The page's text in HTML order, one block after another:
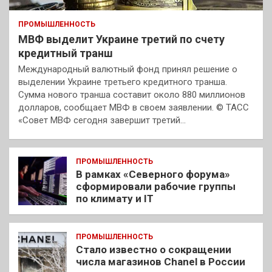
ПРОМЫШЛЕННОСТЬ
МВФ выделит Украине третий по счету
кредитный транш
Международный валютный фонд принял решение о
выделении Украине третьего кредитного транша.
Сумма нового транша составит около 880 миллионов
долларов, сообщает МВФ в своем заявлении. © ТАСС
«Совет МВФ сегодня завершит третий…
ПРОМЫШЛЕННОСТЬ
В рамках «Северного форума»
сформировали рабочие группы
по климату и IT
ПРОМЫШЛЕННОСТЬ
Стало известно о сокращении
числа магазинов Chanel в России